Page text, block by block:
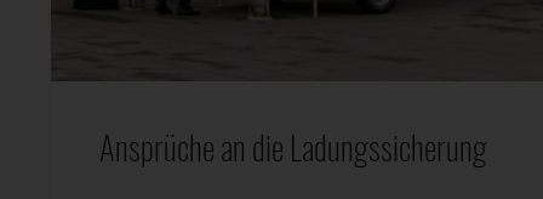
Ansprüche an die Ladungssicherung